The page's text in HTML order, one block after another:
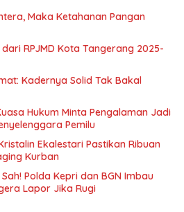
Maka Ketahanan Pangan
RPJMD Kota Tangerang 2025-
Kadernya Solid Tak Bakal
Hukum Minta Pengalaman Jadi
Pemilu
Ekalestari Pastikan Ribuan
Kurban
Polda Kepri dan BGN Imbau
Lapor Jika Rugi